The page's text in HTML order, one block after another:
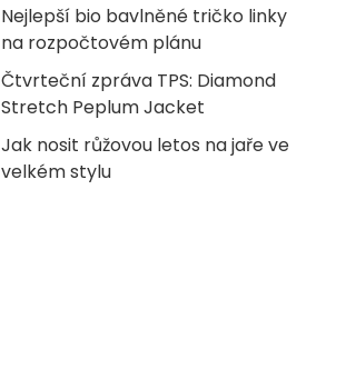
Nejlepší bio bavlněné tričko linky
na rozpočtovém plánu
Čtvrteční zpráva TPS: Diamond
Stretch Peplum Jacket
Jak nosit růžovou letos na jaře ve
velkém stylu